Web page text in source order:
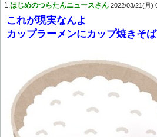
Powered by livedoor 相互RSS
1:はじめのつらたんニュースさん 2022/03/21(月)
これが現実なんよ
カップラーメンにカップ焼きそ